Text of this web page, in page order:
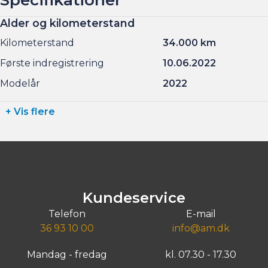
Alder og kilometerstand
Kilometerstand
34.000 km
Første indregistrering
10.06.2022
Modelår
2022
+ Vis flere
Kundeservice
Telefon
36 93 10 00
E-mail
info@am.dk
Mandag - fredag kl. 07.30 - 17.30